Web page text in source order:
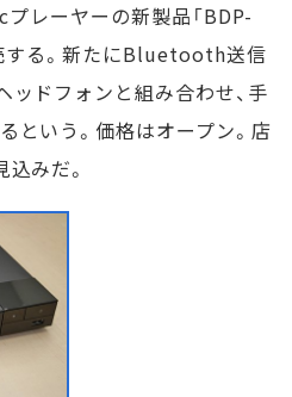
レーヤーの新製品「BDP-
する。新たにBluetooth送信
ッドフォンと組み合わせ、手
という。価格はオープン。店
みだ。